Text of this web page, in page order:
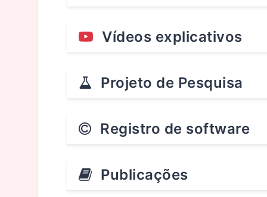
Vídeos explicativos
Projeto de Pesquisa
Registro de software
Publicações